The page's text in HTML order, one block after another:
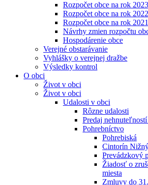
Rozpočet obce na rok
Rozpočet obce na rok
Rozpočet obce na rok
Návrhy zmien rozpočtu
Hospodárenie obce
Verejné obstarávanie
Vyhlášky o verejnej dražbe
Výsledky kontrol
O obci
Život v obci
Život v obci
Udalosti v obci
Rôzne udalosti
Predaj
Pohrebníctvo
Pohrebiská
Cintorín
Prevádzkový
Žiadosť o
miesta
Zmluvy do